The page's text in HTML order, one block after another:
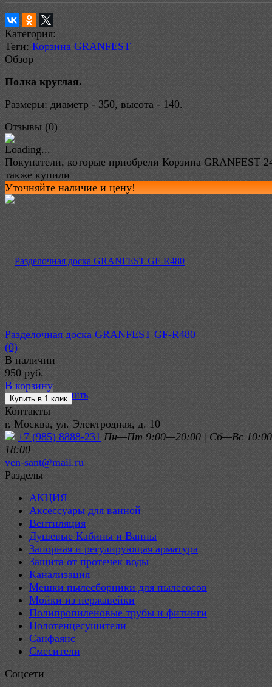
Категория:
Теги: Корзина GRANFEST
Обзор
Полка круглая.
Размеры: диаметр - 350, высота - 140.
Отзывы (0)
Покупатели, которые приобрели Корзина GRANFEST
также купили
Уточняйте наличие и цену!
избранное сравнить
Разделочная доска GRANFEST GF-R480
(0)
В наличии
950 руб.
В корзину
Контакты
г. Москва, ул. Электродная, д. 10
+7 (985) 8888-231 Пн—Пт 9:00—20:00 | Сб—Вс
18:00
ven-sant@mail.ru
Разделы
АКЦИЯ
Аксессуары для ванной
Вентиляция
Душевые Кабины и Ванны
Запорная и регулирующая арматура
Защита от протечек воды
Канализация
Мешки пылесборники для пылесосов
Мойки из нержавейки
Полипропиленовые трубы и фитинги
Полотенцесушители
Санфаянс
Смесители
Соцсети